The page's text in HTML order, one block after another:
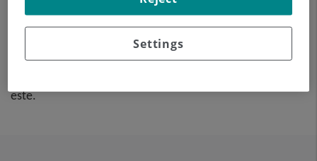
zona de punción y guiar las
agujas de biopsia hasta la
anestesia local y ocasionalmente sedación. La duración
este.
Settings